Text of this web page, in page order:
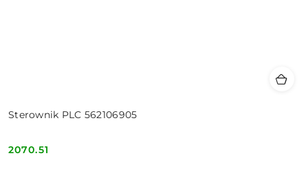
Sterownik PLC 562106905
Cena:
2070.51